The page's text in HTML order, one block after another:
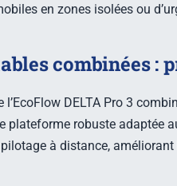
en zones isolées ou
combinées :
DELTA Pro 3
plateforme robuste adaptée
à distance,